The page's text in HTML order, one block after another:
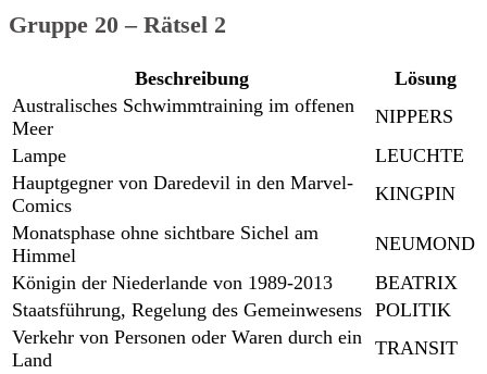
Gruppe 20 – Rätsel 2
Beschreibung
Lösung
Australisches Schwimmtraining im offenen
Meer
NIPPERS
Lampe
LEUCHTE
Hauptgegner von Daredevil in den Marvel-
Comics
KINGPIN
Monatsphase ohne sichtbare Sichel am
Himmel
NEUMOND
Königin der Niederlande von 1989-2013
BEATRIX
Staatsführung, Regelung des Gemeinwesens POLITIK
Verkehr von Personen oder Waren durch ein
Land
TRANSIT